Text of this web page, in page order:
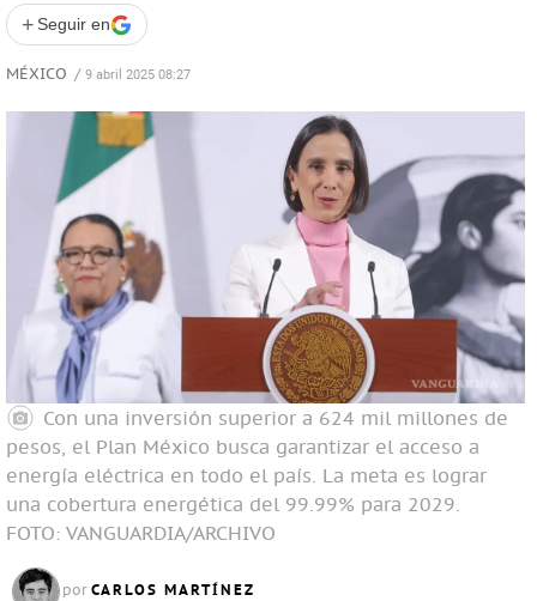
+ Seguir en
MÉXICO / 9 abril 2025 08:27
Con una inversión superior a 624 mil millones de
pesos, el Plan México busca garantizar el acceso a
energía eléctrica en todo el país. La meta es lograr
una cobertura energética del 99.99% para 2029.
FOTO: VANGUARDIA/ARCHIVO
por CARLOS MARTÍNEZ